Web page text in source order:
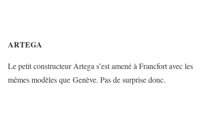
ARTEGA
Le petit constructeur Artega s’est amené à Francfort avec les
mêmes modèles que Genève. Pas de surprise donc.